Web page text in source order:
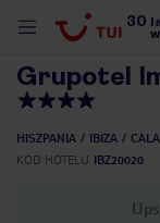
30
Grupotel
HISZPANIA IBIZA
KOD HOTELU IBZ20020